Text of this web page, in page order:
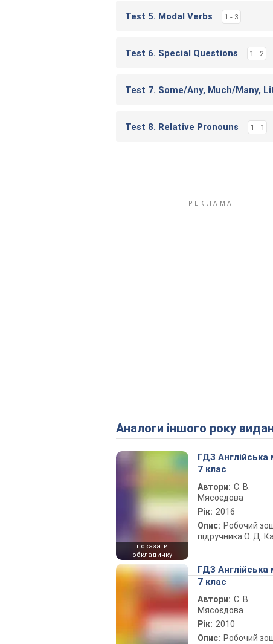
Test 5. Modal Verbs 1 - 3
Test 6. Special Questions 1 - 2
Test 7. Some/Any, Much/Many,
Test 8. Relative Pronouns 1 - 1
Аналоги іншого року
показати
обкладинку
ГДЗ Англійська
7 клас
Автори: С. В.
Мясоєдова
Рік: 2016
Опис: Робочий
підручника О. Д.
ГДЗ Англійська
7 клас
Автори: С. В.
Мясоєдова
Рік: 2010
Опис: Робочий